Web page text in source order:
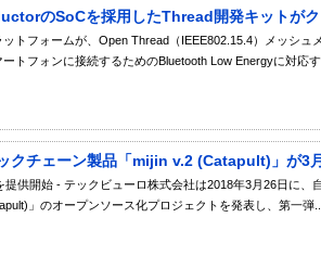
のSoCを採用したThread開発キットが
トフォームが、Open Thread（IEEE802.15.4）メッシ
トフォンに接続するためのBluetooth Low Energyに対応
クチェーン製品「mijin v.2 (Catapult)」が3
提供開始 - テックビューロ株式会社は2018年3月26日に
」のオープンソース化プロジェクトを発表し、第一弾